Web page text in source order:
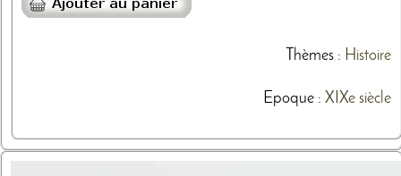
Thèmes: Histoire
Epoque : XIXe siècle